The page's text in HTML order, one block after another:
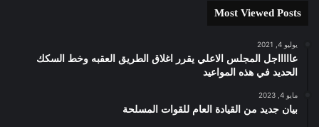
Most Viewed Posts
يوليو 4, 2021
عاااااجل المجلس الاعلي يقرر اغلاق الطريق العقبه وخط السكك
الحديد في هذه المواعيد
مايو 4, 2023
بيان جديد من القيادة العام للقوات المسلحة